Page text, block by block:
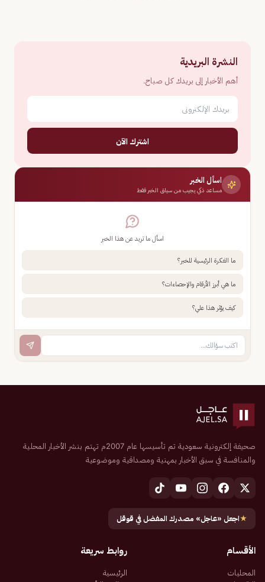
النشرة البريدية
أهم الأخبار إلى بريدك كل صباح.
اشترك الآن
اسأل الخبر
مساعد ذكي يجيب من سياق الخبر فقط
اسأل ما تريد عن هذا الخبر
ما الفكرة الرئيسية للخبر؟
ما هي أبرز الأرقام والإحصاءات؟
كيف يؤثر هذا علي؟
صحيفة إلكترونية سعودية تم تأسيسها عام 2007م تهتم بنشر الأخبار المحلية
والمنافسة في سبق الأخبار بمهنية ومصداقية وموضوعية
★اجعل «عاجل» مصدرك المفضل في قوقل
الأقسام
المحليات
روابط سريعة
الرئيسية